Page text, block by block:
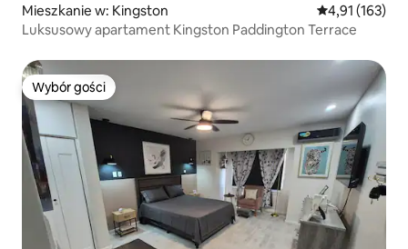
Mieszkanie w: Kingston Średnia
4,91 (163)
Luksusowy apartament Kingston Paddington Terrace
Wybór gości
Wybór gości